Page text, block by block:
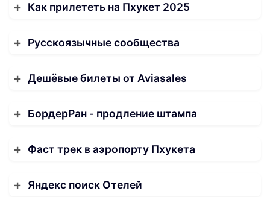
Как прилететь на Пхукет 2025
Русскоязычные сообщества
Дешёвые билеты от Aviasales
БордерРан - продление штампа
Фаст трек в аэропорту Пхукета
Яндекс поиск Отелей